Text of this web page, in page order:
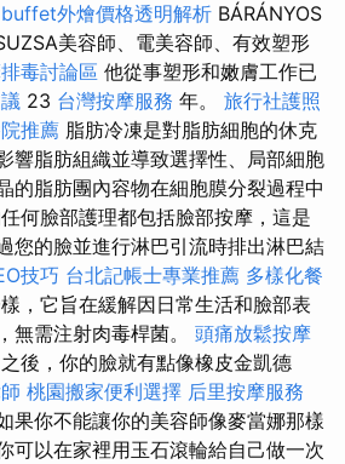
buffet外燴價格透明解析 BÁRÁNYOS
美容師、電美容師、有效塑形
毒討論區 他從事塑形和嫩膚工作已
23 台灣按摩服務 年。 旅行社護照
推薦 脂肪冷凍是對脂肪細胞的休克
響脂肪組織並導致選擇性、局部細胞
的脂肪團內容物在細胞膜分裂過程中
何臉部護理都包括臉部按摩，這是
您的臉並進行淋巴引流時排出淋巴結
技巧 台北記帳士專業推薦 多樣化餐
，它旨在緩解因日常生活和臉部表
無需注射肉毒桿菌。 頭痛放鬆按摩
之後，你的臉就有點像橡皮金凱德
桃園搬家便利選擇 后里按摩服務
果你不能讓你的美容師像麥當娜那樣
可以在家裡用玉石滾輪給自己做一次